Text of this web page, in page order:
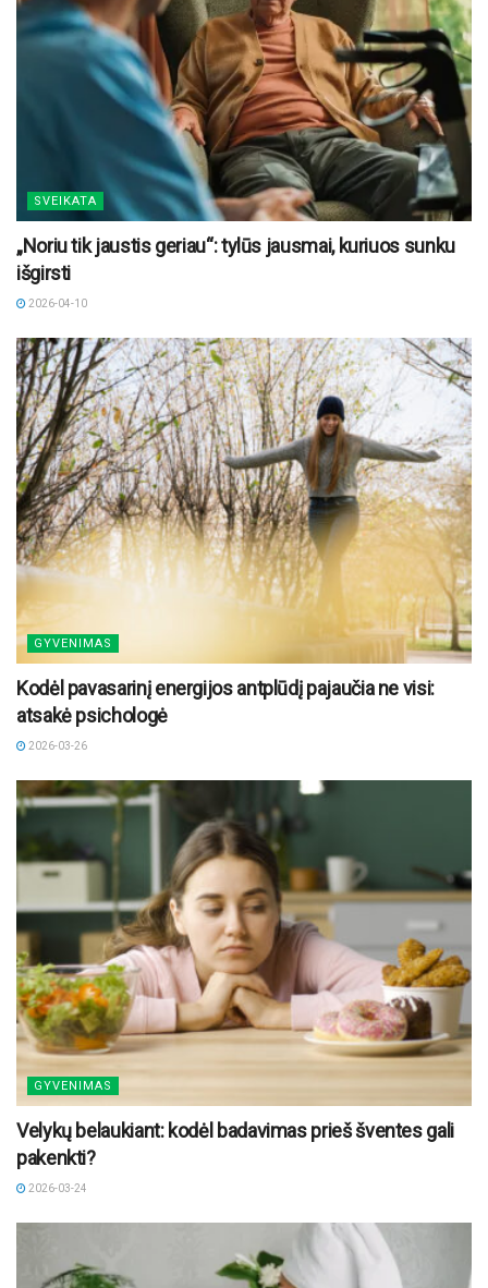
SVEIKATA
„Noriu tik jaustis geriau“: tylūs jausmai, kuriuos sunku
išgirsti
2026-04-10
GYVENIMAS
Kodėl pavasarinį energijos antplūdį pajaučia ne visi:
atsakė psichologė
2026-03-26
GYVENIMAS
Velykų belaukiant: kodėl badavimas prieš šventes gali
pakenkti?
2026-03-24